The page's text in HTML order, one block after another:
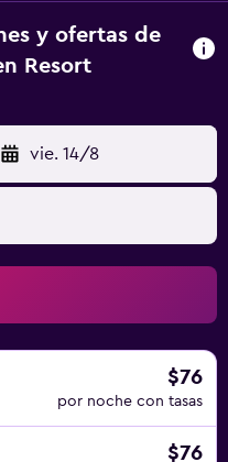
y ofertas de
Resort
vie. 14/8
$76
por noche con tasas
$76